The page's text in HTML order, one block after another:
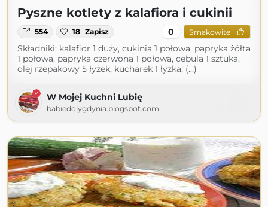
Pyszne kotlety z kalafiora i cukinii
554 18 Zapisz 0 Smakowite
Składniki: kalafior 1 duży, cukinia 1 połowa, papryka żółta
1 połowa, papryka czerwona 1 połowa, cebula 1 sztuka,
olej rzepakowy 5 łyżek, kucharek 1 łyżka, (...)
W Mojej Kuchni Lubię
babiedolygdynia.blogspot.com